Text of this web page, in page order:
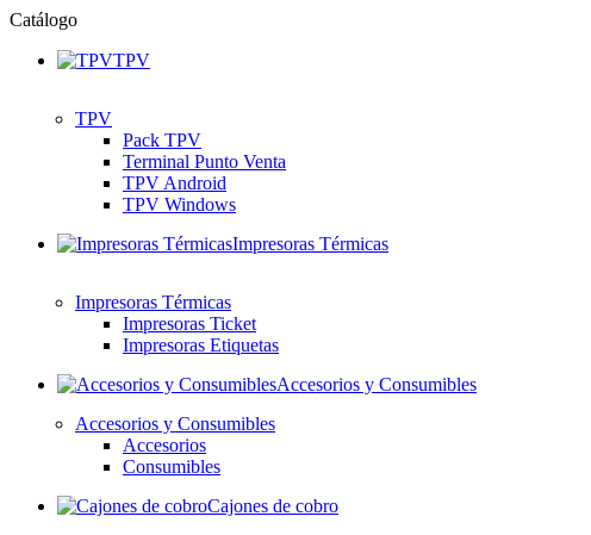
Catálogo
TPV
TPV
Pack TPV
Terminal Punto Venta
TPV Android
TPV Windows
Impresoras Térmicas
Impresoras Térmicas
Impresoras Ticket
Impresoras Etiquetas
Accesorios y Consumibles
Accesorios y Consumibles
Accesorios
Consumibles
Cajones de cobro